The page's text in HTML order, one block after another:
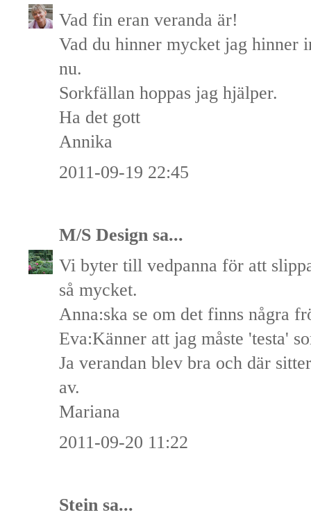
Vad fin eran veranda är!
Vad du hinner mycket jag hinner
nu.
Sorkfällan hoppas jag hjälper.
Ha det gott
Annika
2011-09-19 22:45
M/S Design sa...
Vi byter till vedpanna för att
så mycket.
Anna:ska se om det finns några
Eva:Känner att jag måste 'testa'
Ja verandan blev bra och där
av.
Mariana
2011-09-20 11:22
Stein sa...